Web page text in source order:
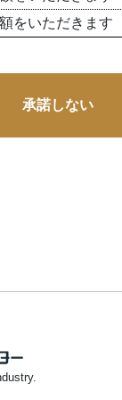
をいただきます
承諾しない